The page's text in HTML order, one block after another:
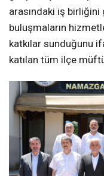
arasındaki iş
buluşmaların
katkılar sunduğunu
katılan tüm ilçe